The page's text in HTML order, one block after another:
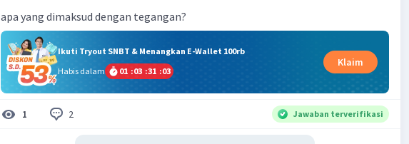
apa yang dimaksud dengan tegangan?
Ikuti Tryout SNBT & Menangkan E-Wallet 100rb
Habis dalam
01 :03 :31 :03
Klaim
1 2 Jawaban terverifikasi